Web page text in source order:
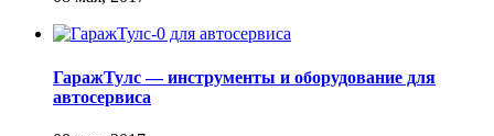
ГаражТулс — инструменты и оборудование для
автосервиса